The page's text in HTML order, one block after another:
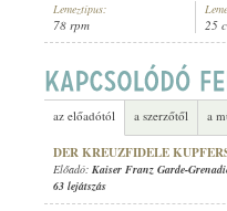
KAISER FRANZ
Lemeztípus:
78 rpm 25
az előadótól a szerzőtől a
DER KREUZFIDELE
Előadó: Kaiser Franz Garde-
63 lejátszás